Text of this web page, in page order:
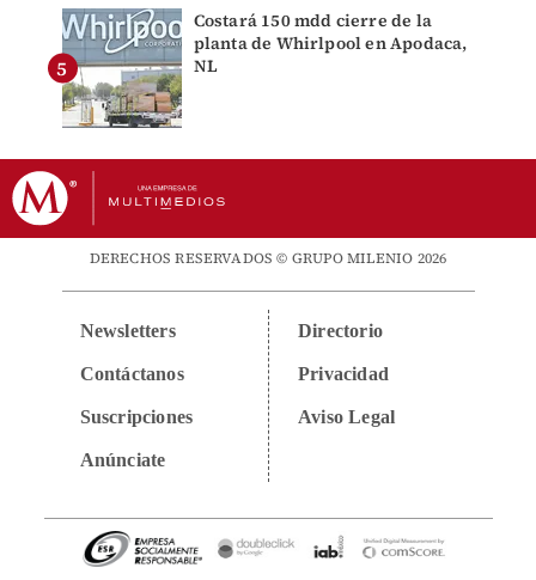
Costará 150 mdd cierre de la
planta de Whirlpool en Apodaca,
NL
DERECHOS RESERVADOS © GRUPO MILENIO 2026
Newsletters
Contáctanos
Suscripciones
Anúnciate
Directorio
Privacidad
Aviso Legal